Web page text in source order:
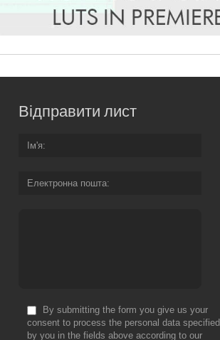
Відправити лист
Ім'я
Електронна пошта
By submitting the form you give us your
consent to process the personal data specified
by you in the fields above according to our